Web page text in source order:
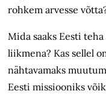
rohkem arvesse
Mida saaks Eesti
liikmena? Kas sellel
nähtavamaks
Eesti missiooniks